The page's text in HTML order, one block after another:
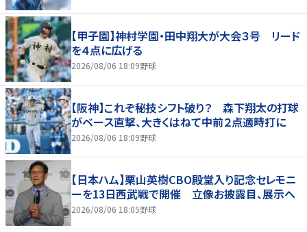
【甲子園】神村学園・田中翔大が大会３号 リード
を４点に広げる
2026/08/06 18:09野球
【阪神】これぞ秘技シフト破り？ 森下翔太の打球
がベース直撃、大きくはねて中前２点適時打に
2026/08/06 18:09野球
【日本ハム】栗山英樹CBO殿堂入り記念セレモニ
ーを13日西武戦で開催 立像お披露目、展示へ
2026/08/06 18:05野球